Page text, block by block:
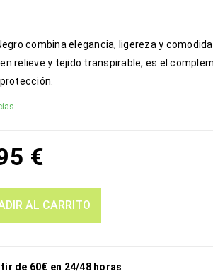
combina elegancia, ligereza y
relieve y tejido transpirable, es el
€
AL CARRITO
de 60€ en 24/48 horas